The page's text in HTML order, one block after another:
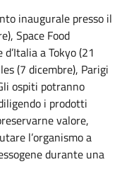
inaugurale presso il
Space Food
a Tokyo (21
(7 dicembre), Parigi
ospiti potranno
i prodotti
valore,
l’organismo a
durante una